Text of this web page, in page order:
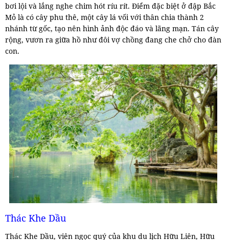
bơi lội và lắng nghe chim hót ríu rít. Điểm đặc biệt ở đập Bắc
Mỏ là có cây phu thê, một cây lá vối với thân chia thành 2
nhánh từ gốc, tạo nên hình ảnh độc đáo và lãng mạn. Tán cây
rộng, vươn ra giữa hồ như đôi vợ chồng đang che chở cho đàn
con.
Thác Khe Dầu
Thác Khe Dầu, viên ngọc quý của khu du lịch Hữu Liên, Hữu